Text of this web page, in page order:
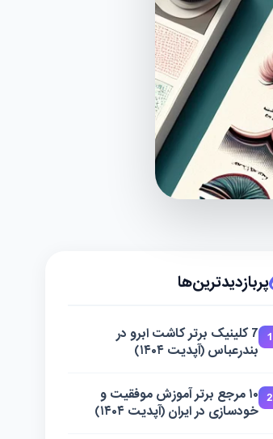
پربازدیدترین‌ها
1
7 کلینیک برتر کاشت ابرو در
بندرعباس (آپدیت ۱۴۰۴)
2
۱۰ مرجع برتر آموزش موفقیت و
خودسازی در ایران (آپدیت ۱۴۰۴)